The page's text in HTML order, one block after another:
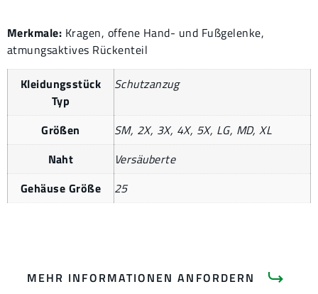
Merkmale: Kragen, offene Hand- und Fußgelenke,
atmungsaktives Rückenteil
Kleidungsstück
Typ
Schutzanzug
Größen
SM, 2X, 3X, 4X, 5X, LG, MD, XL
Naht
Versäuberte
Gehäuse Größe
25
MEHR INFORMATIONEN ANFORDERN